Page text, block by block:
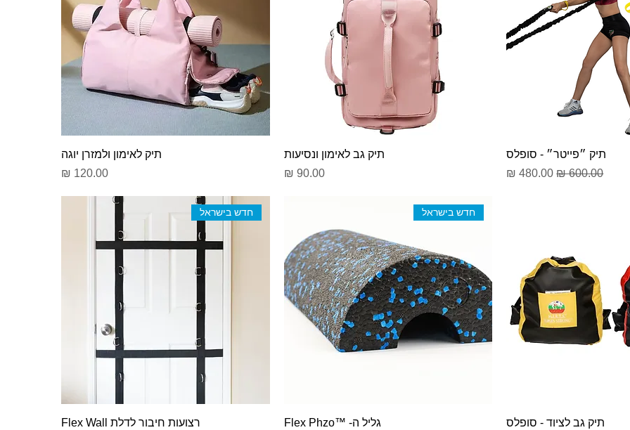
תיק ״פייטר״ - סופלס
מחיר רגיל‏600.00 ‏₪ מחיר מבצע
תיק גב לאימון ונסיעות
מחיר‏90.00 ‏₪
תיק לאימון ולמזרן יוגה
מחיר
תיק גב לציוד - סופלס
חדש בישראל
גליל ה- ™Flex Phzo
חדש בישראל
רצועות חיבור לדלת Flex Wall